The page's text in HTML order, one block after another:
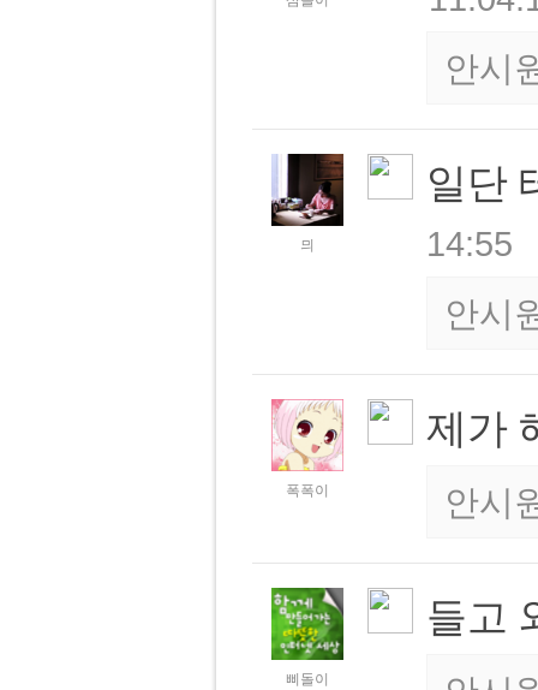
안시
믜
일단
14:55
안시
폭폭이
제가
안시
삐돌이
들고